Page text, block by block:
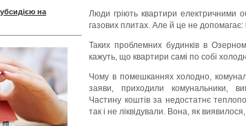
на
Люди гріють квартири електричними
газових плитах. Але й це не допомагає:
Таких проблемних будинків в
кажуть, що квартири самі по собі
Чому в помешканнях холодно,
заяви, приходили комунальники,
Частину коштів за недостатнє
так і не ліквідували. Вона, як